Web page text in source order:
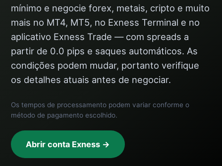
mínimo e negocie forex, metais, cripto e muito
mais no MT4, MT5, no Exness Terminal e no
aplicativo Exness Trade — com spreads a
partir de 0.0 pips e saques automáticos. As
condições podem mudar, portanto verifique
os detalhes atuais antes de negociar.
Os tempos de processamento podem variar conforme o
método de pagamento escolhido.
Abrir conta Exness →